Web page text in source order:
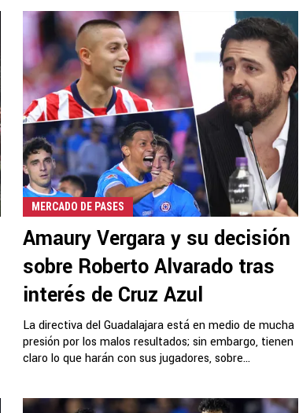
MERCADO DE PASES
Amaury Vergara y su decisión
sobre Roberto Alvarado tras
interés de Cruz Azul
La directiva del Guadalajara está en medio de mucha
presión por los malos resultados; sin embargo, tienen
claro lo que harán con sus jugadores, sobre...